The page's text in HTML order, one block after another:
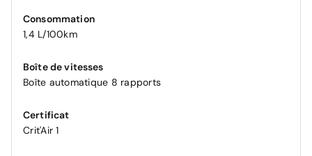
Consommation
1,4 L/100km
Boîte de vitesses
Boîte automatique 8 rapports
Certificat
Crit'Air 1